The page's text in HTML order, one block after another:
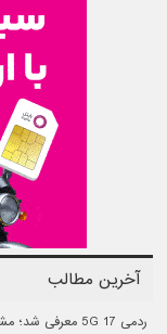
آخرین مطالب
ردمی 17 5G معرفی شد؛ مشخصات کامل گوشی اقتصادی جدید شیائومی